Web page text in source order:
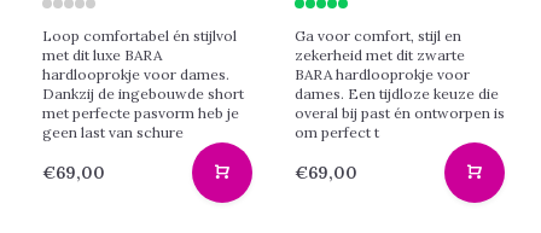
Loop comfortabel én stijlvol
met dit luxe BARA
hardlooprokje voor dames.
Dankzij de ingebouwde short
met perfecte pasvorm heb je
geen last van schure
€69,00
Ga voor comfort, stijl en
zekerheid met dit zwarte
BARA hardlooprokje voor
dames. Een tijdloze keuze die
overal bij past én ontworpen is
om perfect t
€69,00